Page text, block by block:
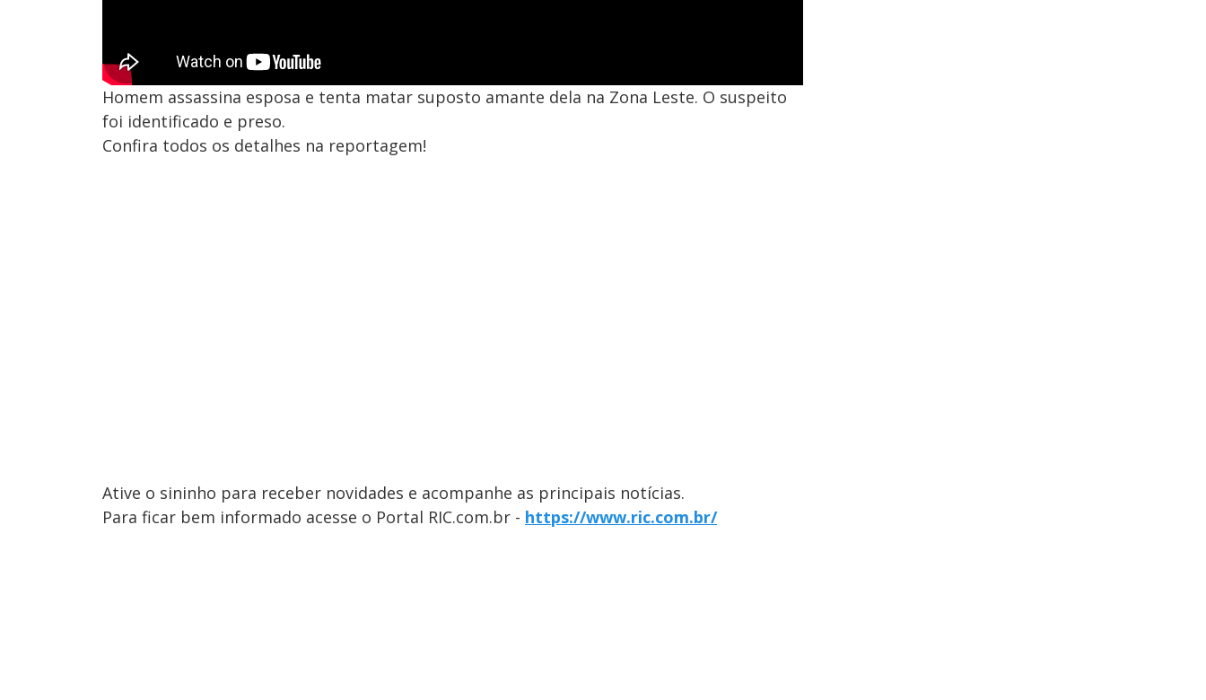
Homem assassina esposa e tenta matar suposto amante dela na Zona Leste. O suspeito
foi identificado e preso.
Confira todos os detalhes na reportagem!
Ative o sininho para receber novidades e acompanhe as principais notícias.
Para ficar bem informado acesse o Portal RIC.com.br - https://www.ric.com.br/